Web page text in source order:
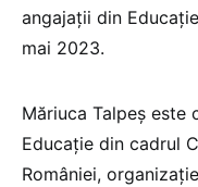
angajații din
mai 2023.
Măriuca Talpeș este
Educație din cadrul
României,